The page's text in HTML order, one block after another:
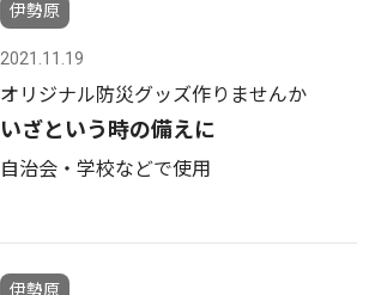
伊勢原
2021.11.19
オリジナル防災グッズ作りませんか
いざという時の備えに
自治会・学校などで使用
伊勢原